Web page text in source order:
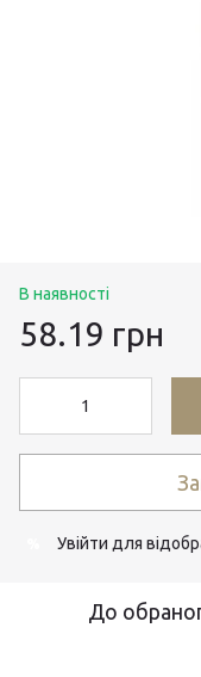
В наявності
58.19 грн
Увійти для
До